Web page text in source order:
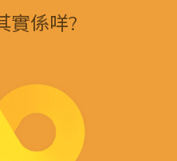
實係咩?